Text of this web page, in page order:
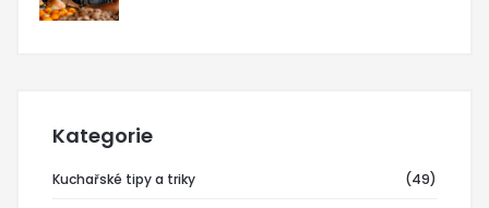
Kategorie
Kuchařské tipy a triky (49)